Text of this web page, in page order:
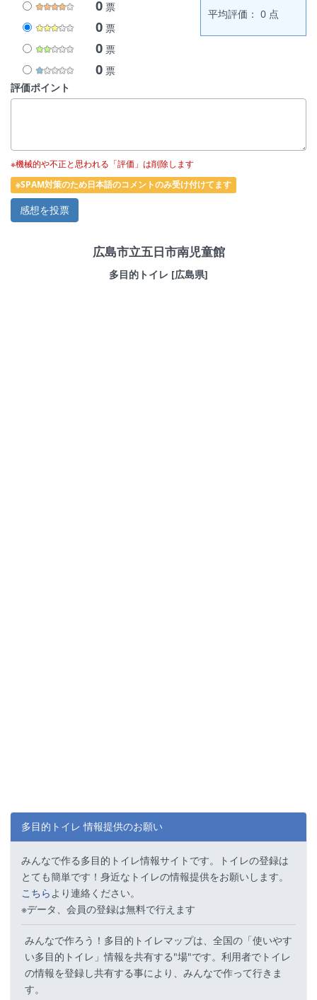
0 票
0 票
0 票
0 票
平均評価： 0 点
評価ポイント
※機械的や不正と思われる「評価」は削除します
※SPAM対策のため日本語のコメントのみ受け付けてます
広島市立五日市南児童館
多目的トイレ [広島県]
多目的トイレ 情報提供のお願い
みんなで作る多目的トイレ情報サイトです。トイレの登録は
とても簡単です！身近なトイレの情報提供をお願いします。
こちらより連絡ください。
※データ、会員の登録は無料で行えます
みんなで作ろう！多目的トイレマップは、全国の「使いやす
い多目的トイレ」情報を共有する"場"です。利用者でトイレ
の情報を登録し共有する事により、みんなで作って行きま
す。